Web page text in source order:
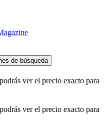
de búsqueda
ver el precio exacto para
ver el precio exacto para